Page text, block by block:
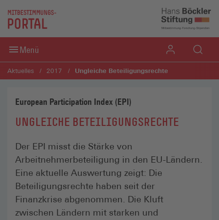
Direkt zum Inhaltsbereich
Direkt zum Fußbereich
Menü
Aktuelles 2017 Ungleiche Beteiligungsrechte
European Participation Index (EPI)
UNGLEICHE BETEILIGUNGSRECHTE
Der EPI misst die Stärke von
Arbeitnehmerbeteiligung in den EU-Ländern.
Eine aktuelle Auswertung zeigt: Die
Beteiligungsrechte haben seit der
Finanzkrise abgenommen. Die Kluft
zwischen Ländern mit starken und